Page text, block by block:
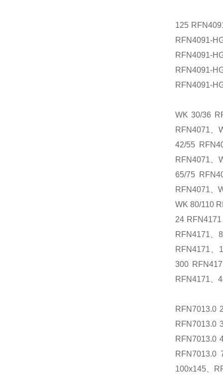
125
RFN4091-
RFN4091-
RFN4091-
RFN4091-
WK 30/36
RFN4071、
42/55
RFN4071、
65/75
RFN4071、
WK 80/110
24
RFN4171、
RFN4171、
300
RFN4171、
RFN7013.0
RFN7013.0
RFN7013.0
RFN7013.0
100x145、